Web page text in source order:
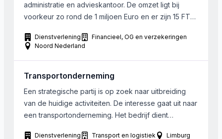
administratie en advieskantoor. De omzet ligt bij
voorkeur zo rond de 1 miljoen Euro en er zijn 15 FTE
regio Groningen, Friesland of Drenthe, waarbij
Friesland de voorkeur heeft. Fusie met een
mogelijkheid. […]
Dienstverlening
Financieel, OG en verzekeringen
Noord Nederland
Transportonderneming
Een strategische partij is op zoek naar uitbreiding
van de huidige activiteiten. De interesse gaat uit naar
een transportonderneming. Het bedrijf dient
Dienstverlening Transport en logistiek Limburg